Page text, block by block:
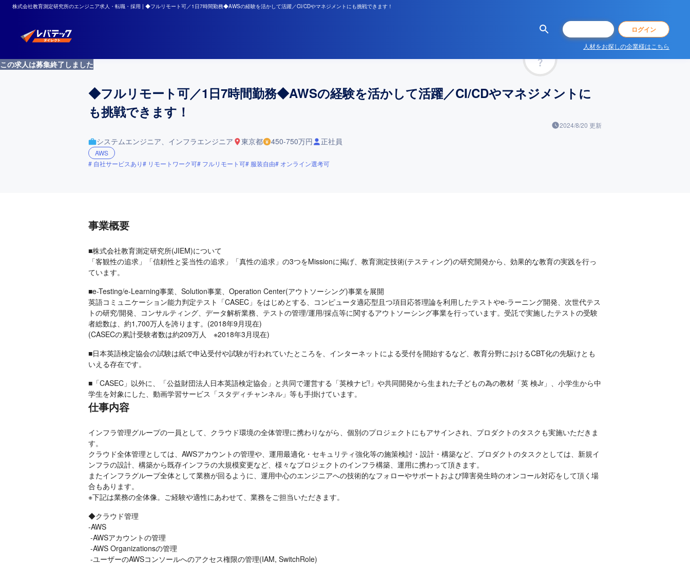
株式会社教育測定研究所のエンジニア求人・転職・採用 | ◆フルリモート可／1日7時間勤務◆AWSの経験を活かして活躍／CI/CDやマネジメントにも挑戦できます！
ログイン
人材をお探しの企業様はこちら
この求人は募集終了しました
◆フルリモート可／1日7時間勤務◆AWSの経験を活かして活躍／CI/CDやマネジメントに
も挑戦できます！
2024/8/20 更新
システムエンジニア、インフラエンジニア 東京都 450-750万円 正社員
AWS
自社サービスあり
リモートワーク可 フルリモート可 服装自由 オンライン選考可
事業概要
■株式会社教育測定研究所(JIEM)について
「客観性の追求」「信頼性と妥当性の追求」「真性の追求」の3つをMissionに掲げ、教育測定技術(テスティング)の研究開発から、効果的な教育の実践を行っ
ています。
■e-Testing/e-Learning事業、Solution事業、Operation Center(アウトソーシング)事業を展開
英語コミュニケーション能力判定テスト「CASEC」をはじめとする、コンピュータ適応型且つ項目応答理論を利用したテストやe-ラーニング開発、次世代テス
トの研究/開発、コンサルティング、データ解析業務、テストの管理/運用/採点等に関するアウトソーシング事業を行っています。受託で実施したテストの受験
者総数は、約1,700万人を誇ります。(2018年9月現在)
(CASECの累計受験者数は約209万人　※2018年3月現在)
■日本英語検定協会の試験は紙で申込受付や試験が行われていたところを、インターネットによる受付を開始するなど、教育分野におけるCBT化の先駆けとも
いえる存在です。
■「CASEC」以外に、「公益財団法人日本英語検定協会」と共同で運営する「英検ナビ!」や共同開発から生まれた子どもの為の教材「英 検Jr」、小学生から中
学生を対象にした、動画学習サービス「スタディチャンネル」等も手掛けています。
仕事内容
インフラ管理グループの一員として、クラウド環境の全体管理に携わりながら、個別のプロジェクトにもアサインされ、プロダクトのタスクも実施いただきま
す。
クラウド全体管理としては、AWSアカウントの管理や、運用最適化・セキュリティ強化等の施策検討・設計・構築など、プロダクトのタスクとしては、新規イ
ンフラの設計、構築から既存インフラの大規模変更など、様々なプロジェクトのインフラ構築、運用に携わって頂きます。
またインフラグループ全体として業務が回るように、運用中心のエンジニアへの技術的なフォローやサポートおよび障害発生時のオンコール対応をして頂く場
合もあります。
※下記は業務の全体像。ご経験や適性にあわせて、業務をご担当いただきます。
◆クラウド管理
-AWS